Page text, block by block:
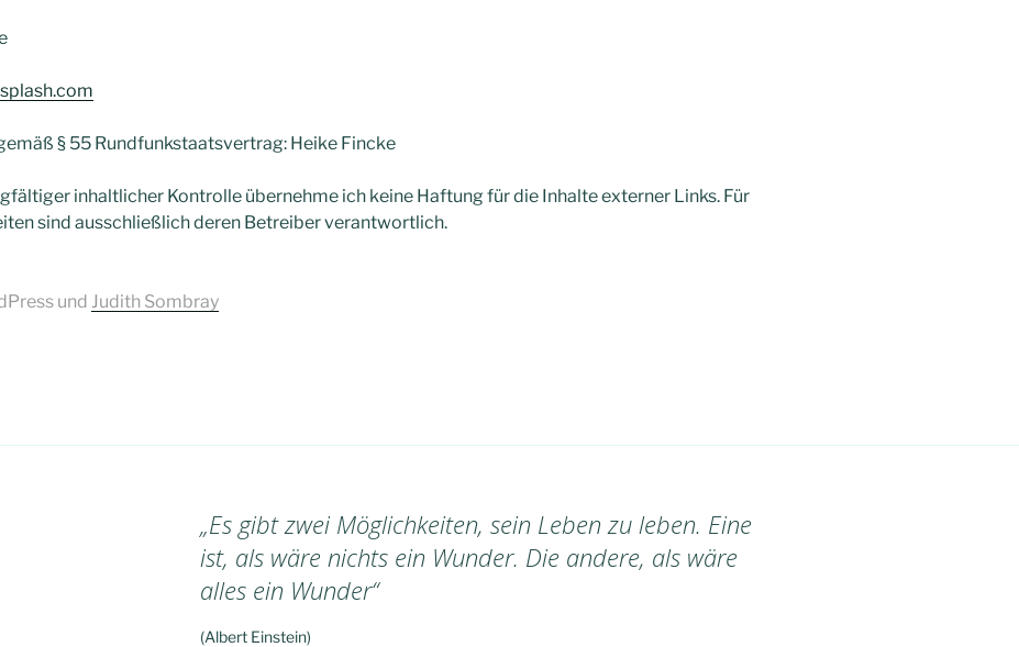
§ 55 Rundfunkstaatsvertrag: Heike Fincke
inhaltlicher Kontrolle übernehme ich keine Haftung für die Inhalte externer Links. Für
sind ausschließlich deren Betreiber verantwortlich.
und Judith Sombray
„Es gibt zwei Möglichkeiten, sein Leben zu leben. Eine
ist, als wäre nichts ein Wunder. Die andere, als wäre
alles ein Wunder“
(Albert Einstein)